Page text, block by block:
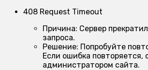
408 Request Timeout
Причина: Сервер
запроса.
Решение: Попробуйте
Если ошибка повторяется,
администратором сайта.